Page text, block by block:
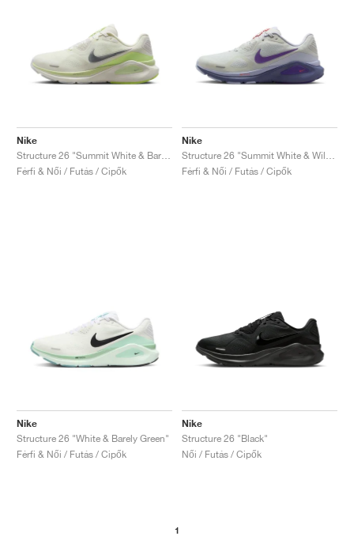
Nike
Férfi & Női / Futás / Cipők
Nike
Férfi & Női / Futás / Cipők
Nike
Structure 26 "White & Barely Green"
Férfi & Női / Futás / Cipők
Nike
Structure 26 "Black"
Női / Futás / Cipők
1